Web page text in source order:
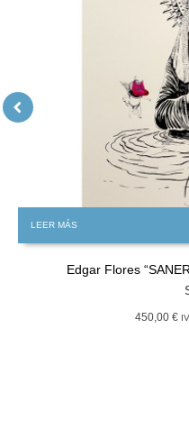
LEER MÁS
Edgar Flores
450,00 €